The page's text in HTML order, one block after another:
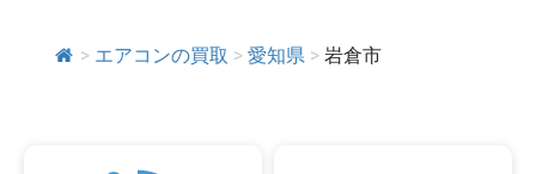
> エアコンの買取 > 愛知県 > 岩倉市